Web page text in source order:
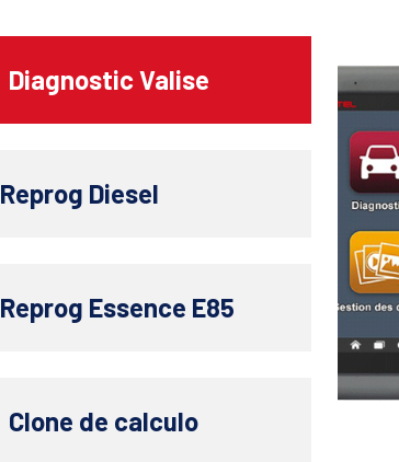
Diagnostic Valise
Reprog Diesel
Reprog Essence E85
Clone de calculo